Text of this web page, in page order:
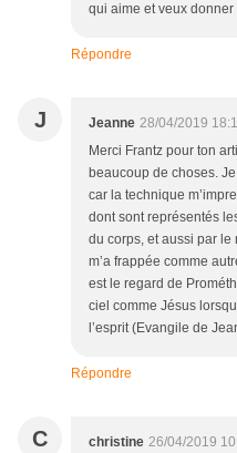
qui aime et veux
Répondre
J Jeanne 28/04/2019
Merci Frantz pour ton
beaucoup de choses.
car la technique
dont sont représentés
du corps, et aussi par le
m’a frappée comme
est le regard de
ciel comme Jésus
l’esprit (Evangile de
Répondre
C christine 26/04/2019